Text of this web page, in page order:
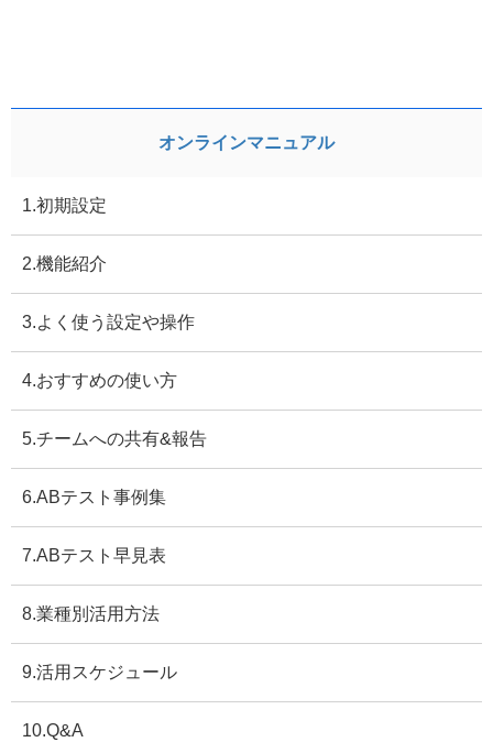
オンラインマニュアル
1.初期設定
2.機能紹介
3.よく使う設定や操作
4.おすすめの使い方
5.チームへの共有&報告
6.ABテスト事例集
7.ABテスト早見表
8.業種別活用方法
9.活用スケジュール
10.Q&A